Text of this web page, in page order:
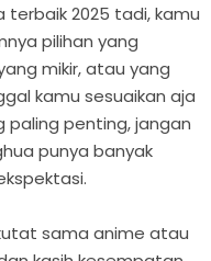
2025 tadi, kamu
pilihan yang
mikir, atau yang
kamu sesuaikan aja
paling penting, jangan
punya banyak
sama anime atau